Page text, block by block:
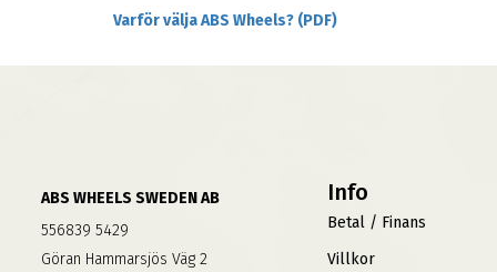
Varför välja ABS Wheels? (PDF)
ABS WHEELS SWEDEN AB
556839 5429
Göran Hammarsjös Väg 2
Info
Betal / Finans
Villkor